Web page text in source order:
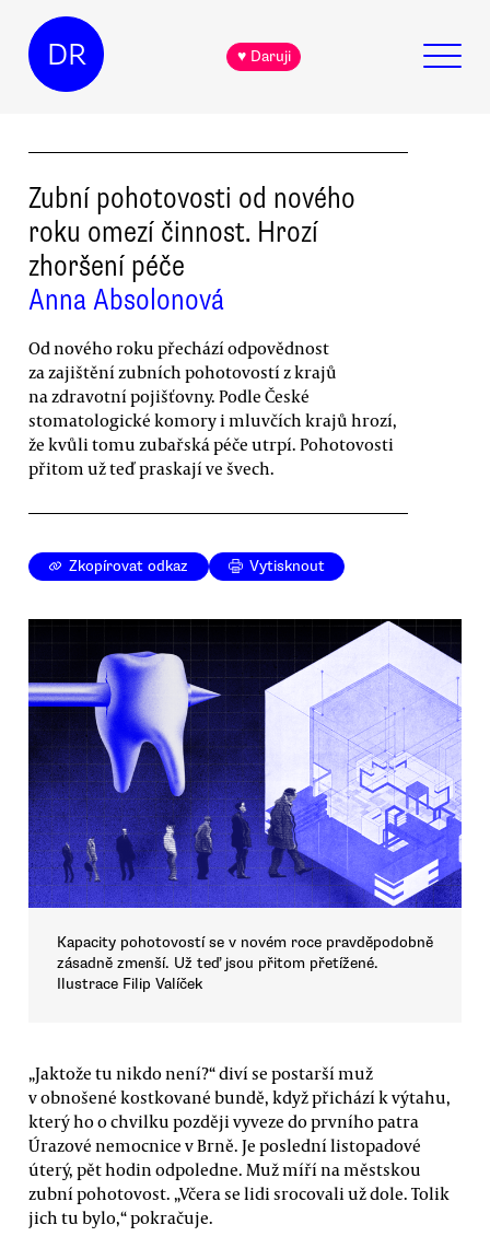
DR ♥ Daruji
Zubní pohotovosti od nového
roku omezí činnost. Hrozí
zhoršení péče
Anna Absolonová
Od nového roku přechází odpovědnost
za zajištění zubních pohotovostí z krajů
na zdravotní pojišťovny. Podle České
stomatologické komory i mluvčích krajů hrozí,
že kvůli tomu zubařská péče utrpí. Pohotovosti
přitom už teď praskají ve švech.
Zkopírovat odkaz Vytisknout
Kapacity pohotovostí se v novém roce pravděpodobně
zásadně zmenší. Už teď jsou přitom přetížené.
Ilustrace Filip Valíček
„Jaktože tu nikdo není?“ diví se postarší muž
v obnošené kostkované bundě, když přichází k výtahu,
který ho o chvilku později vyveze do prvního patra
Úrazové nemocnice v Brně. Je poslední listopadové
úterý, pět hodin odpoledne. Muž míří na městskou
zubní pohotovost. „Včera se lidi srocovali už dole. Tolik
jich tu bylo,“ pokračuje.